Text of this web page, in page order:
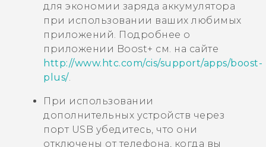
для экономии заряда аккумулятора
при использовании ваших любимых
приложений. Подробнее о
приложении Boost+ см. на сайте
http://www.htc.com/cis/support/apps/boost-
plus/.
При использовании
дополнительных устройств через
порт USB убедитесь, что они
отключены от телефона, когда вы